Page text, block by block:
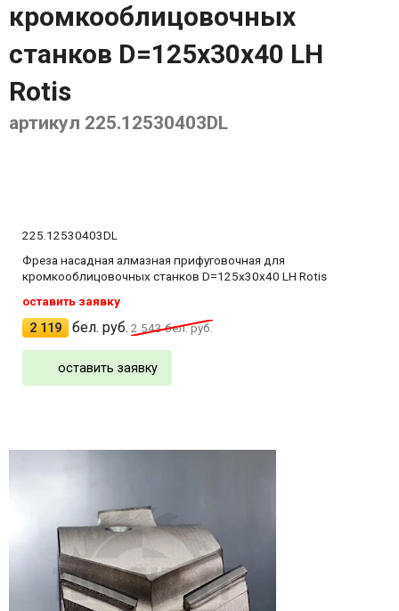
кромкооблицовочных
станков D=125x30x40 LH
Rotis
артикул 225.12530403DL
225.12530403DL
Фреза насадная алмазная прифуговочная для
кромкооблицовочных станков D=125x30x40 LH Rotis
оставить заявку
2 119 бел. руб. 2 543бел. руб.
оставить заявку